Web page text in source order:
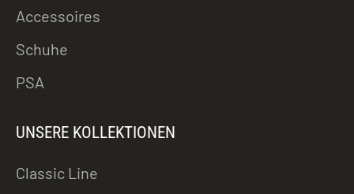
Accessoires
Schuhe
PSA
UNSERE KOLLEKTIONEN
Classic Line